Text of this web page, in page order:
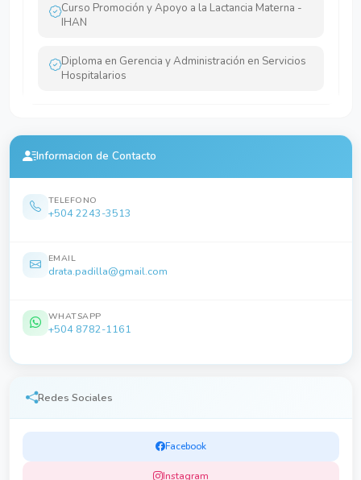
Curso Promoción y Apoyo a la Lactancia Materna -
IHAN
Diploma en Gerencia y Administración en Servicios
Hospitalarios
Informacion de Contacto
TELEFONO
+504 2243-3513
EMAIL
drata.padilla@gmail.com
WHATSAPP
+504 8782-1161
Redes Sociales
Facebook
Instagram